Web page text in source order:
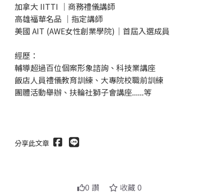
加拿大 IITTI ｜商務禮儀講師
高雄福華名品 ｜指定講師
美國 AIT (AWE女性創業學院)｜首屆入選成員
經歷：
輔導超過百位個案形象諮詢、科技業講座
飯店人員禮儀教育訓練、大專院校職前訓練
團體活動舉辦、扶輪社獅子會講座......等
分享此文章
0 讚 收藏 0